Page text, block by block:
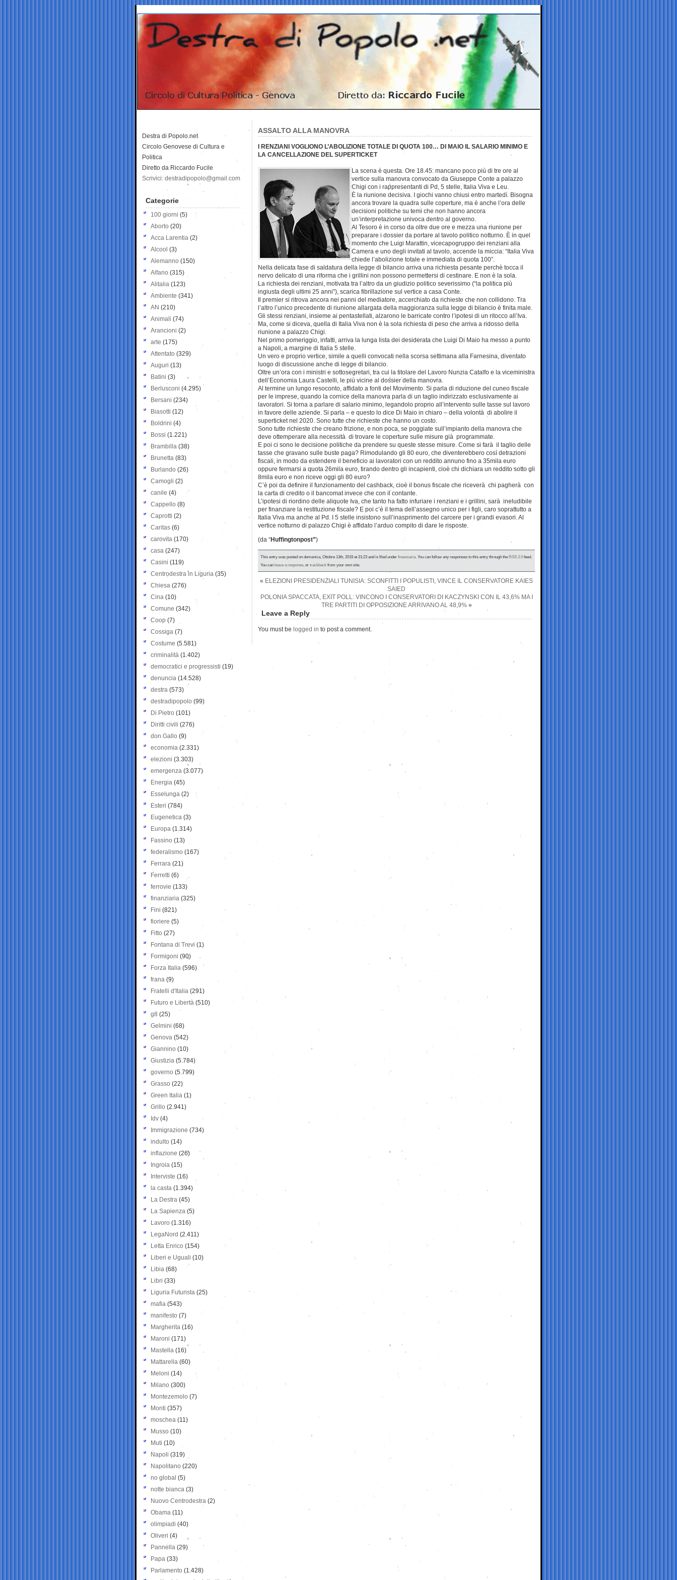
ASSALTO ALLA MANOVRA
I RENZIANI VOGLIONO L’ABOLIZIONE TOTALE DI QUOTA 100… DI MAIO IL SALARIO MINIMO E
LA CANCELLAZIONE DEL SUPERTICKET
La scena è questa. Ore 18.45: mancano poco più di tre ore al
vertice sulla manovra convocato da Giuseppe Conte a palazzo
Chigi con i rappresentanti di Pd, 5 stelle, Italia Viva e Leu.
È la riunione decisiva. I giochi vanno chiusi entro martedì. Bisogna
ancora trovare la quadra sulle coperture, ma è anche l’ora delle
decisioni politiche su temi che non hanno ancora
un’interpretazione univoca dentro al governo.
Al Tesoro è in corso da oltre due ore e mezza una riunione per
preparare i dossier da portare al tavolo politico notturno. È in quel
momento che Luigi Marattin, vicecapogruppo dei renziani alla
Camera e uno degli invitati al tavolo, accende la miccia: “Italia Viva
chiede l’abolizione totale e immediata di quota 100”.
Nella delicata fase di saldatura della legge di bilancio arriva una richiesta pesante perchè tocca il
nervo delicato di una riforma che i grillini non possono permettersi di cestinare. E non è la sola.
La richiesta dei renziani, motivata tra l’altro da un giudizio politico severissimo (“la politica più
ingiusta degli ultimi 25 anni”), scarica fibrillazione sul vertice a casa Conte.
Il premier si ritrova ancora nei panni del mediatore, accerchiato da richieste che non collidono. Tra
l’altro l’unico precedente di riunione allargata della maggioranza sulla legge di bilancio è finita male.
Gli stessi renziani, insieme ai pentastellati, alzarono le barricate contro l’ipotesi di un ritocco all’Iva.
Ma, come si diceva, quella di Italia Viva non è la sola richiesta di peso che arriva a ridosso della
riunione a palazzo Chigi.
Nel primo pomeriggio, infatti, arriva la lunga lista dei desiderata che Luigi Di Maio ha messo a punto
a Napoli, a margine di Italia 5 stelle.
Un vero e proprio vertice, simile a quelli convocati nella scorsa settimana alla Farnesina, diventato
luogo di discussione anche di legge di bilancio.
Oltre un’ora con i ministri e sottosegretari, tra cui la titolare del Lavoro Nunzia Catalfo e la viceministra
dell’Economia Laura Castelli, le più vicine al dossier della manovra.
Al termine un lungo resoconto, affidato a fonti del Movimento. Si parla di riduzione del cuneo fiscale
per le imprese, quando la cornice della manovra parla di un taglio indirizzato esclusivamente ai
lavoratori. Si torna a parlare di salario minimo, legandolo proprio all’intervento sulle tasse sul lavoro
in favore delle aziende. Si parla – e questo lo dice Di Maio in chiaro – della volontà di abolire il
superticket nel 2020. Sono tutte che richieste che hanno un costo.
Sono tutte richieste che creano frizione, e non poca, se poggiate sull’impianto della manovra che
deve ottemperare alla necessità di trovare le coperture sulle misure già programmate.
E poi ci sono le decisione politiche da prendere su queste stesse misure. Come si farà il taglio delle
tasse che gravano sulle buste paga? Rimodulando gli 80 euro, che diventerebbero così detrazioni
fiscali, in modo da estendere il beneficio ai lavoratori con un reddito annuno fino a 35mila euro
oppure fermarsi a quota 26mila euro, tirando dentro gli incapienti, cioè chi dichiara un reddito sotto gli
8mila euro e non riceve oggi gli 80 euro?
C’è poi da definire il funzionamento del cashback, cioè il bonus fiscale che riceverà chi pagherà con
la carta di credito o il bancomat invece che con il contante.
L’ipotesi di riordino delle aliquote Iva, che tanto ha fatto infuriare i renziani e i grillini, sarà ineludibile
per finanziare la restituzione fiscale? E poi c’è il tema dell’assegno unico per i figli, caro soprattutto a
Italia Viva ma anche al Pd. I 5 stelle insistono sull’inasprimento del carcere per i grandi evasori. Al
vertice notturno di palazzo Chigi è affidato l’arduo compito di dare le risposte.
(da “Huffingtonpost”)
This entry was posted on domenica, Ottobre 13th, 2019 at 21:23 and is filed underfinanziaria. You can follow any responses to this entry through theRSS 2.0feed.
You canleave a response, ortrackbackfrom your own site.
« ELEZIONI PRESIDENZIALI TUNISIA: SCONFITTI I POPULISTI, VINCE IL CONSERVATORE KAIES
SAIED
POLONIA SPACCATA, EXIT POLL: VINCONO I CONSERVATORI DI KACZYNSKI CON IL 43,6% MA I
TRE PARTITI DI OPPOSIZIONE ARRIVANO AL 48,9%»
Leave a Reply
You must be logged in to post a comment.
Destra di Popolo.net
Circolo Genovese di Cultura e
Politica
Diretto da Riccardo Fucile
Scrivici: destradipopolo@gmail.com
Categorie
100 giorni (5)
Aborto (20)
Acca Larentia (2)
Alcool (3)
Alemanno (150)
Alfano (315)
Alitalia (123)
Ambiente (341)
AN (210)
Animali (74)
Arancioni (2)
arte (175)
Attentato (329)
Auguri (13)
Batini (3)
Berlusconi (4.295)
Bersani (234)
Biasotti (12)
Boldrini (4)
Bossi (1.221)
Brambilla (38)
Brunetta (83)
Burlando (26)
Camogli (2)
canile (4)
Cappello (8)
Caprotti (2)
Caritas (6)
carovita (170)
casa (247)
Casini (119)
Centrodestra in Liguria (35)
Chiesa (276)
Cina (10)
Comune (342)
Coop (7)
Cossiga (7)
Costume (5.581)
criminalità (1.402)
democratici e progressisti (19)
denuncia (14.528)
destra (573)
destradipopolo (99)
Di Pietro (101)
Diritti civili (276)
don Gallo (9)
economia (2.331)
elezioni (3.303)
emergenza (3.077)
Energia (45)
Esselunga (2)
Esteri (784)
Eugenetica (3)
Europa (1.314)
Fassino (13)
federalismo (167)
Ferrara (21)
Ferretti (6)
ferrovie (133)
finanziaria (325)
Fini (821)
fioriere (5)
Fitto (27)
Fontana di Trevi (1)
Formigoni (90)
Forza Italia (596)
frana (9)
Fratelli d'Italia (291)
Futuro e Libertà (510)
g8 (25)
Gelmini (68)
Genova (542)
Giannino (10)
Giustizia (5.784)
governo (5.799)
Grasso (22)
Green Italia (1)
Grillo (2.941)
Idv (4)
Immigrazione (734)
indulto (14)
inflazione (26)
Ingroia (15)
Interviste (16)
la casta (1.394)
La Destra (45)
La Sapienza (5)
Lavoro (1.316)
LegaNord (2.411)
Letta Enrico (154)
Liberi e Uguali (10)
Libia (68)
Libri (33)
Liguria Futurista (25)
mafia (543)
manifesto (7)
Margherita (16)
Maroni (171)
Mastella (16)
Mattarella (60)
Meloni (14)
Milano (300)
Montezemolo (7)
Monti (357)
moschea (11)
Musso (10)
Muti (10)
Napoli (319)
Napolitano (220)
no global (5)
notte bianca (3)
Nuovo Centrodestra (2)
Obama (11)
olimpiadi (40)
Oliveri (4)
Pannella (29)
Papa (33)
Parlamento (1.428)